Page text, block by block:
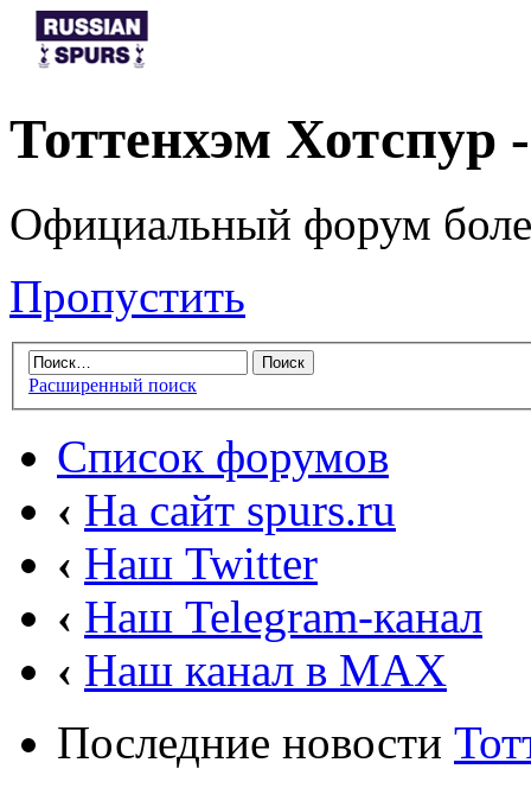
Тоттенхэм
Официальный форум
Пропустить
Расширенный поиск
Список форумов
‹ На сайт spurs.ru
‹ Наш Twitter
‹ Наш Telegram-канал
‹ Наш канал в MAX
Последние новости